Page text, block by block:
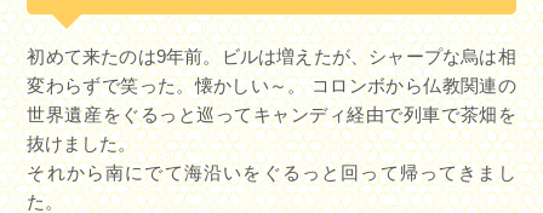
初めて来たのは9年前。ビルは増えたが、シャープな烏は相
変わらずで笑った。懐かしい～。 コロンボから仏教関連の
世界遺産をぐるっと巡ってキャンディ経由で列車で茶畑を
抜けました。
それから南にでて海沿いをぐるっと回って帰ってきまし
た。